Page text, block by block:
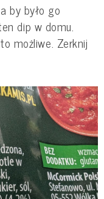
by było go
dip w domu.
możliwe. Zerknij